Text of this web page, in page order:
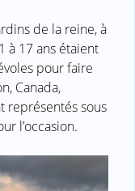
de la reine, à
à 17 ans étaient
pour faire
Canada,
représentés sous
l’occasion.